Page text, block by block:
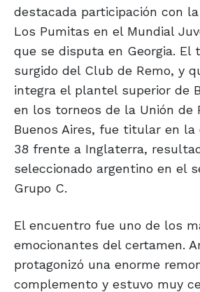
destacada participación con
Los Pumitas en el Mundial
que se disputa en Georgia. El
surgido del Club de Remo, y
integra el plantel superior de
en los torneos de la Unión de
Buenos Aires, fue titular en la
38 frente a Inglaterra,
seleccionado argentino en el
Grupo C.
El encuentro fue uno de los
emocionantes del certamen.
protagonizó una enorme
complemento y estuvo muy